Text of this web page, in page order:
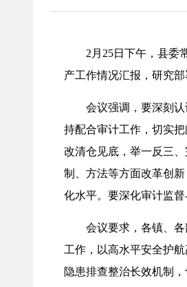
2月25日下午，县委常
产工作情况汇报，研究部
会议强调，要深刻认识
持配合审计工作，切实
改清仓见底，举一反三
制、方法等方面改革创
化水平。要深化审计监
会议要求，各镇、各部
工作，以高水平安全护
隐患排查整治长效机制